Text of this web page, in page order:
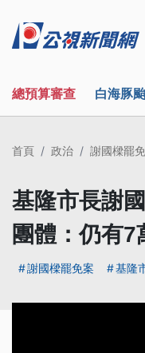
總預算審查 白海豚
首頁 政治 謝國樑罷
基隆市長謝
團體：仍有
謝國樑罷免案 基隆